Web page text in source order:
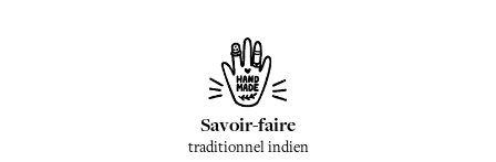
Savoir-faire
traditionnel indien